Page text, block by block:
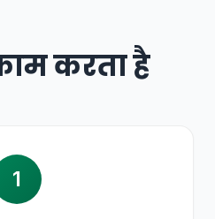
करता है
1